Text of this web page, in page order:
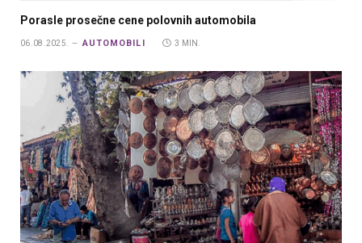
Porasle prosečne cene polovnih automobila
06.08.2025. AUTOMOBILI 3 MIN.